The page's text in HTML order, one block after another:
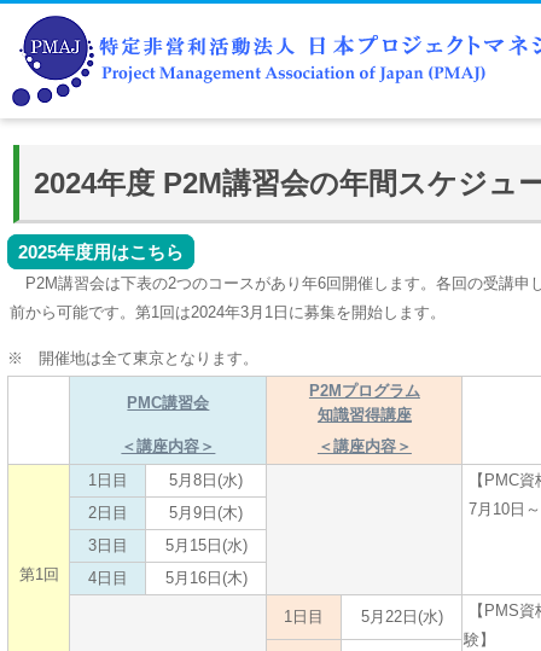
2024年度 P2M講習会の年間スケジュ
2025年度用はこちら
P2M講習会は下表の2つのコースがあり年6回開催します。各回の受講申
前から可能です。第1回は2024年3月1日に募集を開始します。
※ 開催地は全て東京となります。
PMC講習会
P2Mプログラム
知識習得講座
＜講座内容＞
＜講座内容＞
第1回
1日目 5月8日(水)
【PMC
7月10日
2日目
5月9日(木)
3日目
5月15日(水)
4日目
5月16日(木)
1日目 5月22日(水)
【PMS
験】